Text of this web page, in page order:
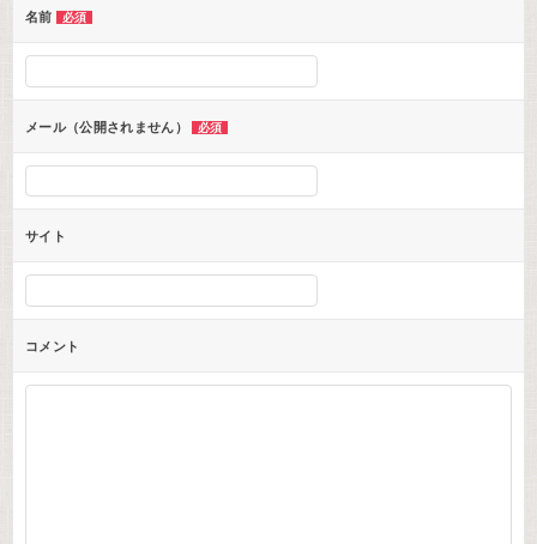
ー
シ
ョ
ン
名前 必須
メール（公開されません） 必須
サイト
コメント